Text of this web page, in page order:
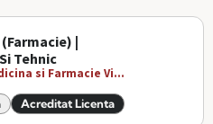
|
Tehnic
si Farmacie Vi...
Acreditat Licenta